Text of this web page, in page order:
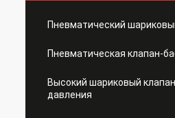
Пневматический
Пневматическая клапан-
Высокий шариковый клапан
давления